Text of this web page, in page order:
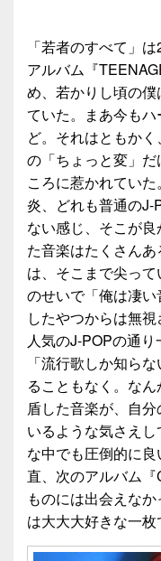
「若者のすべて」
アルバム『
め、若かりし頃の
ていた。まあ今も
ど。それはともか
の「ちょっと変」
ころに惹かれてい
炎、どれも普通のJ-
ない感じ、そこが
た音楽はたくさん
は、そこまで尖っ
のせいで「俺は凄
したやつからは無
人気のJ-POPの通
「流行歌しか知ら
ることもなく。な
盾した音楽が、自
いるような気さえ
な中でも圧倒的に
直、次のアルバム
ものには出会えな
は大大大好きな一枚